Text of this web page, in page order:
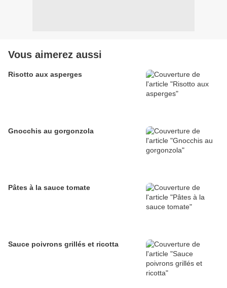
Vous aimerez aussi
Risotto aux asperges
Gnocchis au gorgonzola
Pâtes à la sauce tomate
Sauce poivrons grillés et ricotta